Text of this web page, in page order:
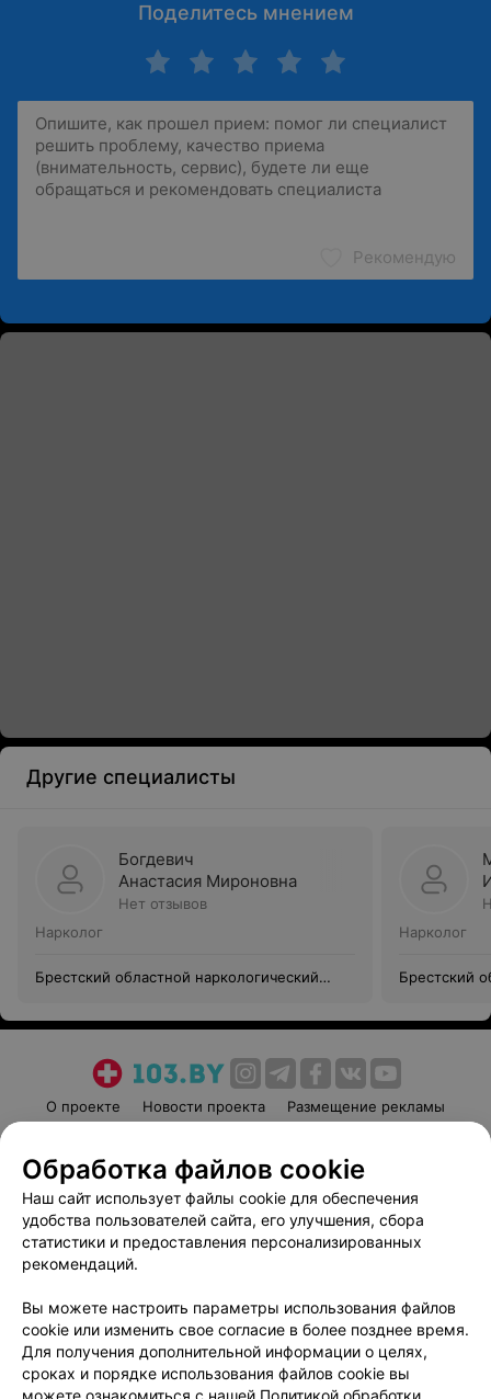
Поделитесь мнением
Рекомендую
Другие специалисты
Богдевич
Анастасия Мироновна
Нет отзывов
Нарколог
Брестский областной наркологический
Нарколог
Брестский
О проекте Новости проекта
Размещение рекламы
Пользовательское соглашение
Способы оплаты
Вакансии
Партнеры
Написать руководителю 103.by
Обработка персональных данных
Обработка файлов cookie
Наш сайт использует файлы cookie для обеспечения
удобства пользователей сайта, его улучшения, сбора
статистики и предоставления персонализированных
рекомендаций.
Вы можете настроить параметры использования файлов
cookie или изменить свое согласие в более позднее время.
Для получения дополнительной информации о целях,
сроках и порядке использования файлов cookie вы
можете ознакомиться с нашей Политикой обработки